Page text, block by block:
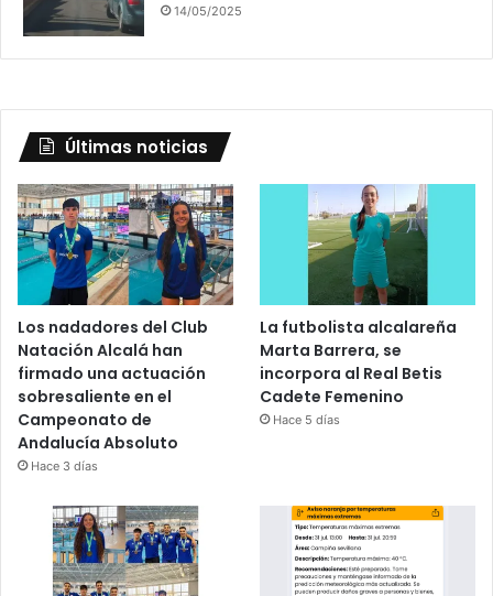
14/05/2025
Últimas noticias
Los nadadores del Club
Natación Alcalá han
firmado una actuación
sobresaliente en el
Campeonato de
Andalucía Absoluto
Hace 3 días
La futbolista alcalareña
Marta Barrera, se
incorpora al Real Betis
Cadete Femenino
Hace 5 días